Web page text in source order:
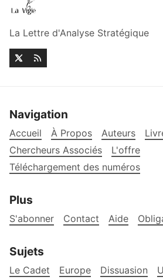
La Lettre d'Analyse Stratégique
Navigation
Accueil À Propos Auteurs
Chercheurs Associés
L'offre
Téléchargement des numéros
Plus
S'abonner Contact Aide
Sujets
Le Cadet Europe Dissuasion